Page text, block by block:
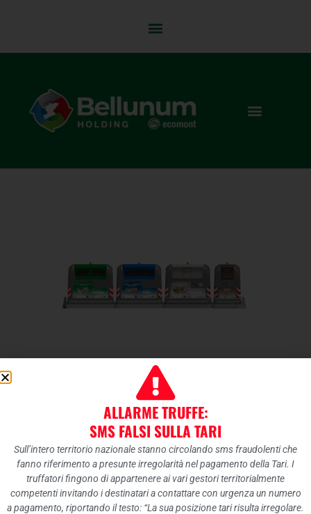
Novità per gli utenti
dell’Unione Montana
Centro Cadore
Per gli utenti dei comuni dell’Unione Montana
Centro Cadore
ALLARME TRUFFE:
SMS FALSI SULLA TARI
Sull’intero territorio nazionale stanno circolando sms fraudolenti che
fanno riferimento a presunte irregolarità nel pagamento della Tari. I
truffatori fingono di appartenere ai vari gestori territorialmente
competenti invitando i destinatari a contattare con urgenza un numero
a pagamento, riportando il testo: “La sua posizione tari risulta irregolare.